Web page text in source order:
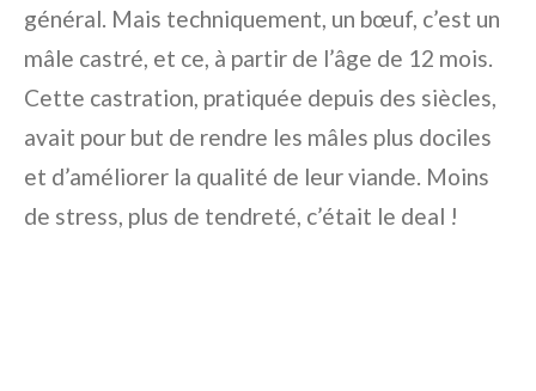
général. Mais techniquement, un bœuf, c’est un
mâle castré, et ce, à partir de l’âge de 12 mois.
Cette castration, pratiquée depuis des siècles,
avait pour but de rendre les mâles plus dociles
et d’améliorer la qualité de leur viande. Moins
de stress, plus de tendreté, c’était le deal !